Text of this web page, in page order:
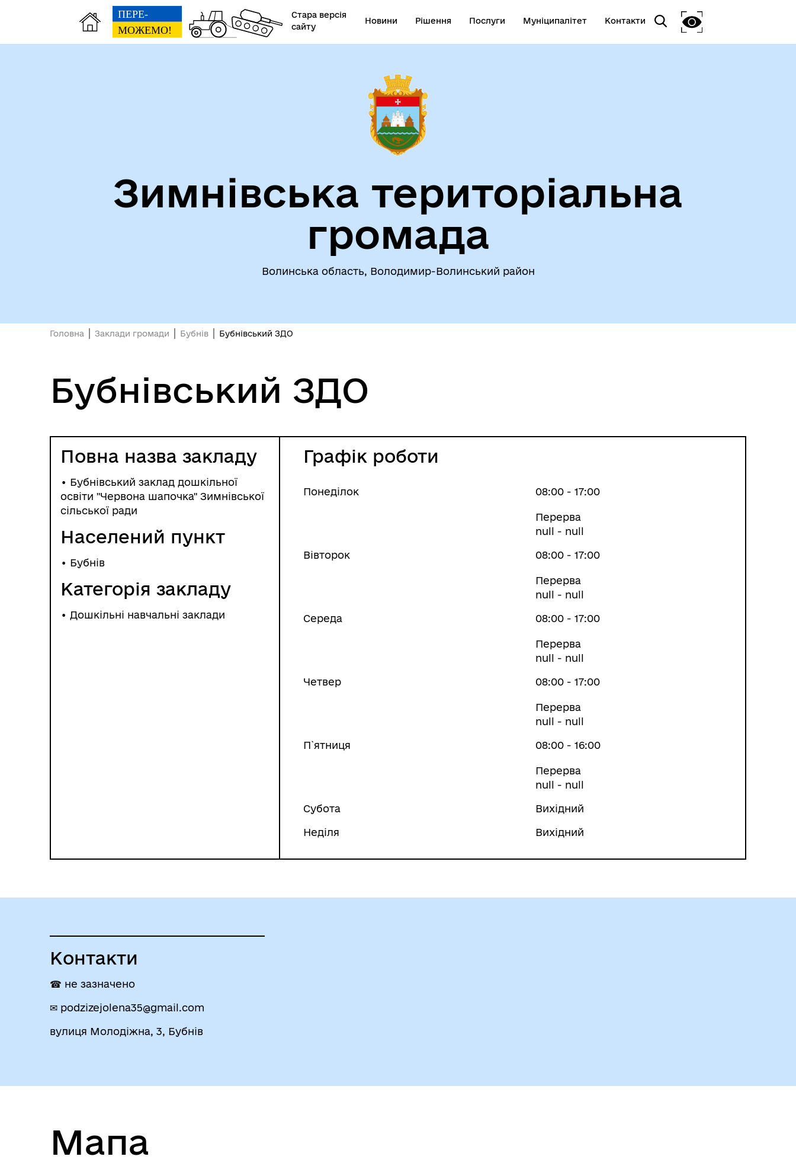
Стара версія
сайту
Новини Рішення Послуги Муніципалітет Контакти
Зимнівська територіальна
громада
Волинська область, Володимир-Волинський район
Головна Заклади громади Бубнів Бубнівський ЗДО
Бубнівський ЗДО
Графік роботи
Понеділок 08:00 - 17:00
Перерва
null - null
Вівторок 08:00 - 17:00
Перерва
null - null
Середа 08:00 - 17:00
Перерва
null - null
Четвер 08:00 - 17:00
Перерва
null - null
П`ятниця 08:00 - 16:00
Перерва
null - null
Субота Вихідний
Неділя Вихідний
Повна назва закладу
• Бубнівський заклад дошкільної
освіти "Червона шапочка" Зимнівської
сільської ради
Населений пункт
• Бубнів
Категорія закладу
• Дошкільні навчальні заклади
Контакти
☎ не зазначено
✉ podzizejolena35@gmail.com
вулиця Молодіжна, 3, Бубнів
Мапа